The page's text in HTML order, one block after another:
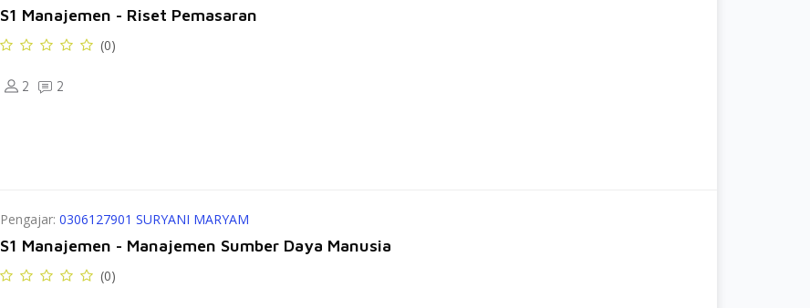
S1 Manajemen - Riset Pemasaran
(0)
2 2
Pengajar:0306127901 SURYANI MARYAM
S1 Manajemen - Manajemen Sumber Daya Manusia
(0)